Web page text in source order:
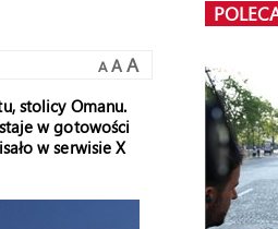
A A A
stolicy Omanu.
w gotowości
w serwisie X